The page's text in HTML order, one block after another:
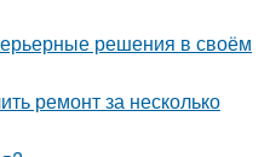
решения в своём
ремонт за несколько